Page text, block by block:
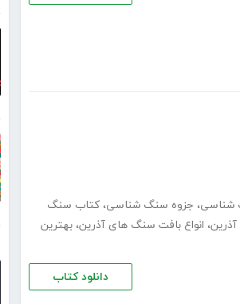
شناسی، جزوه سنگ شناسی، کتاب سنگ
، انواع بافت سنگ های آذرین، بهترین
دانلود کتاب